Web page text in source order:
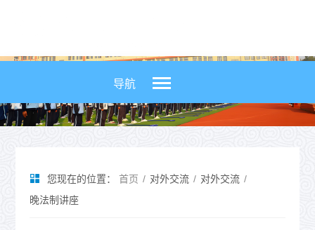
导航
您现在的位置： 首页 / 对外交流 / 对外交流 /
晚法制讲座